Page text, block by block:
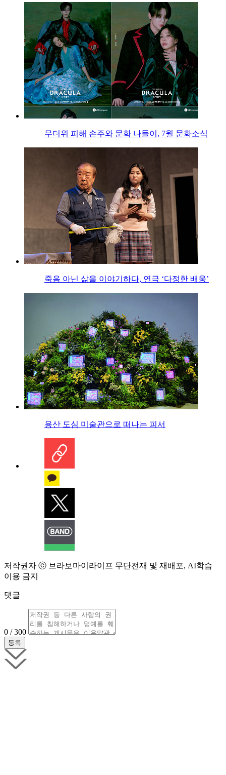
무더위 피해 손주와 문화 나들이, 7월 문화소식
죽음 아닌 삶을 이야기하다, 연극 ‘다정한 배웅’
용산 도심 미술관으로 떠나는 피서
저작권자 ⓒ 브라보마이라이프 무단전재 및 재배포, AI학습
이용 금지
댓글
0 / 300